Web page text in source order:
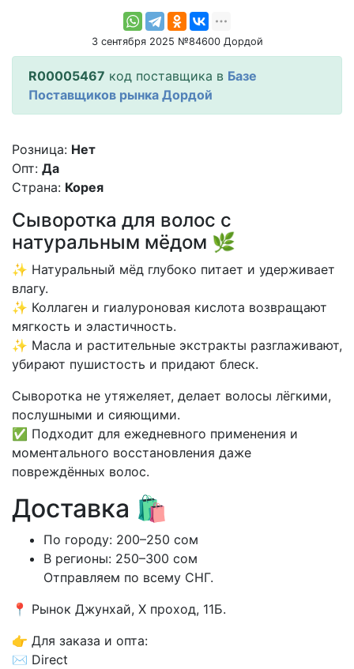
3 сентября 2025 №84600 Дордой
R00005467 код поставщика в Базе
Поставщиков рынка Дордой
Розница: Нет
Опт: Да
Страна: Корея
Сыворотка для волос с
натуральным мёдом 🌿
✨ Натуральный мёд глубоко питает и удерживает
влагу.
✨ Коллаген и гиалуроновая кислота возвращают
мягкость и эластичность.
✨ Масла и растительные экстракты разглаживают,
убирают пушистость и придают блеск.
Сыворотка не утяжеляет, делает волосы лёгкими,
послушными и сияющими.
✅ Подходит для ежедневного применения и
моментального восстановления даже
повреждённых волос.
Доставка 🛍️
По городу: 200–250 сом
В регионы: 250–300 сом
Отправляем по всему СНГ.
📍 Рынок Джунхай, X проход, 11Б.
👉 Для заказа и опта:
✉️ Direct